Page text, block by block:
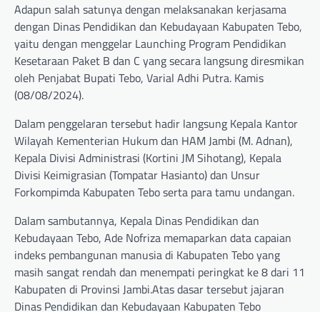
Adapun salah satunya dengan melaksanakan kerjasama
dengan Dinas Pendidikan dan Kebudayaan Kabupaten Tebo,
yaitu dengan menggelar Launching Program Pendidikan
Kesetaraan Paket B dan C yang secara langsung diresmikan
oleh Penjabat Bupati Tebo, Varial Adhi Putra. Kamis
(08/08/2024).
Dalam penggelaran tersebut hadir langsung Kepala Kantor
Wilayah Kementerian Hukum dan HAM Jambi (M. Adnan),
Kepala Divisi Administrasi (Kortini JM Sihotang), Kepala
Divisi Keimigrasian (Tompatar Hasianto) dan Unsur
Forkompimda Kabupaten Tebo serta para tamu undangan.
Dalam sambutannya, Kepala Dinas Pendidikan dan
Kebudayaan Tebo, Ade Nofriza memaparkan data capaian
indeks pembangunan manusia di Kabupaten Tebo yang
masih sangat rendah dan menempati peringkat ke 8 dari 11
Kabupaten di Provinsi Jambi.Atas dasar tersebut jajaran
Dinas Pendidikan dan Kebudayaan Kabupaten Tebo